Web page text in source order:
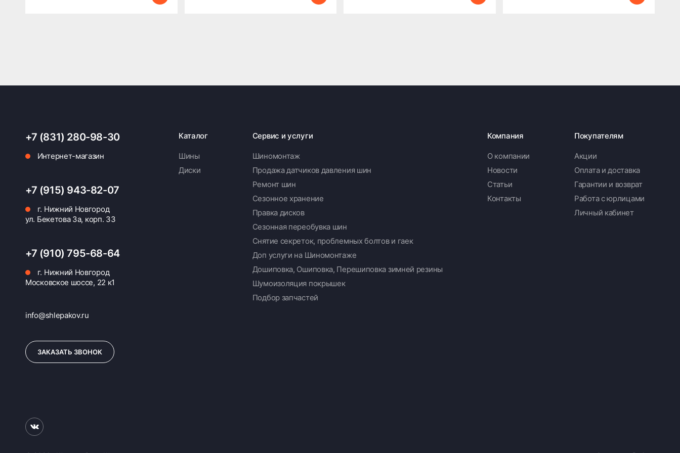
+7 (831) 280-98-30
Интернет-магазин
+7 (915) 943-82-07
г. Нижний Новгород
ул. Бекетова 3а, корп. 33
+7 (910) 795-68-64
г. Нижний Новгород
Московское шоссе, 22 к1
info@shlepakov.ru
ЗАКАЗАТЬ ЗВОНОК
Каталог
Шины
Диски
Сервис и услуги
Шиномонтаж
Продажа датчиков давления шин
Ремонт шин
Сезонное хранение
Правка дисков
Сезонная переобувка шин
Снятие секреток, проблемных болтов и гаек
Доп услуги на Шиномонтаже
Дошиповка, Ошиповка, Перешиповка зимней резины
Шумоизоляция покрышек
Подбор запчастей
Компания
О компании
Новости
Статьи
Контакты
Покупателям
Акции
Оплата и доставка
Гарантии и возврат
Работа с юрлицами
Личный кабинет